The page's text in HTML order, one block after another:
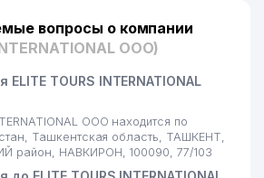
ООО 422 м
ООО 536 м
ЗАВОД ПО
вопросы о компании
ООО)
TOURS INTERNATIONAL
ООО находится по
Ташкентская область, ТАШКЕНТ,
район, НАВКИРОН, 100090, 77/103